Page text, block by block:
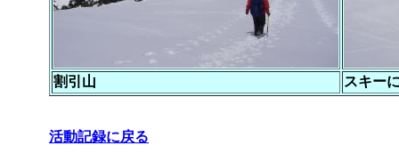
割引山 スキー
活動記録に戻る